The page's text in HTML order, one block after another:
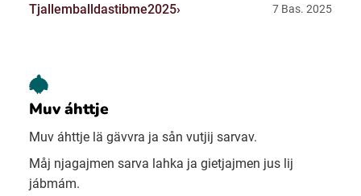
Tjallemballdastibme2025 7 Bas. 2025
Muv áhttje
Muv áhttje lä gävvra ja sån vutjij sarvav.
Måj njagajmen sarva lahka ja gietjajmen jus lij
jábmám.